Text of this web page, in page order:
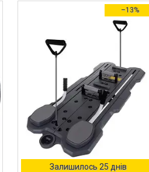
–13%
Залишилось 25 днів